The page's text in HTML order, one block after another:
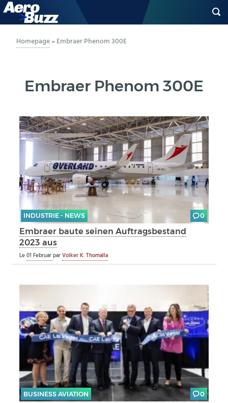
GENERAL AVIATION
LUFTVERKEHR
MILITÄR
INDUSTRIE
HELIKOPTER
BERUFE
AERO-KULTUR
Homepage»Embraer Phenom 300E
Embraer Phenom 300E
INDUSTRIE - NEWS 0
Embraer baute seinen Auftragsbestand
2023 aus
Le01 FebruarparVolker K. Thomalla
BUSINESS AVIATION 0